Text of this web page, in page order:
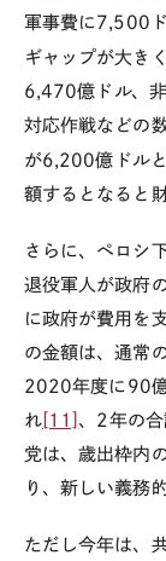
軍事費に7,500
ギャップが大き
6,470億ドル、
対応作戦などの
が6,200億ドル
額するとなると
さらに、ペロシ
退役軍人が政府
に政府が費用を
の金額は、通常
2020年度に90
れ [11] 、2年の
党は、歳出枠内
り、新しい義務
ただし今年は、